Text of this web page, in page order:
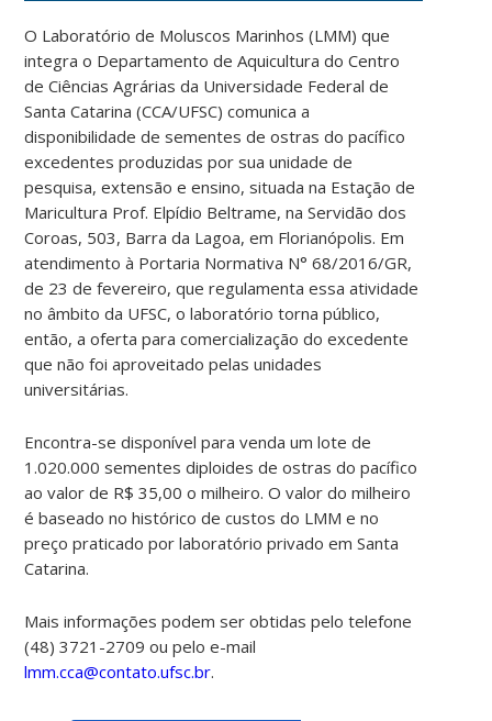
O Laboratório de Moluscos Marinhos (LMM) que
integra o Departamento de Aquicultura do Centro
de Ciências Agrárias da Universidade Federal de
Santa Catarina (CCA/UFSC) comunica a
disponibilidade de sementes de ostras do pacífico
excedentes produzidas por sua unidade de
pesquisa, extensão e ensino, situada na Estação de
Maricultura Prof. Elpídio Beltrame, na Servidão dos
Coroas, 503, Barra da Lagoa, em Florianópolis. Em
atendimento à Portaria Normativa N° 68/2016/GR,
de 23 de fevereiro, que regulamenta essa atividade
no âmbito da UFSC, o laboratório torna público,
então, a oferta para comercialização do excedente
que não foi aproveitado pelas unidades
universitárias.
Encontra-se disponível para venda um lote de
1.020.000 sementes diploides de ostras do pacífico
ao valor de R$ 35,00 o milheiro.O valor do milheiro
é baseado no histórico de custos do LMM e no
preço praticado por laboratório privado em Santa
Catarina.
Mais informações podem ser obtidas pelo telefone
(48) 3721-2709 ou pelo e-mail
lmm.cca@contato.ufsc.br.